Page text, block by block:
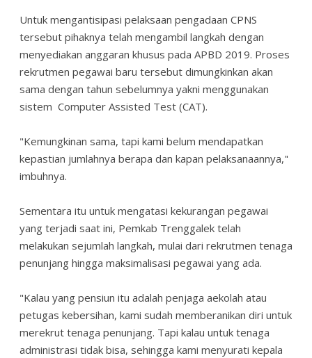
Untuk mengantisipasi pelaksaan pengadaan CPNS
tersebut pihaknya telah mengambil langkah dengan
menyediakan anggaran khusus pada APBD 2019. Proses
rekrutmen pegawai baru tersebut dimungkinkan akan
sama dengan tahun sebelumnya yakni menggunakan
sistem Computer Assisted Test (CAT).
"Kemungkinan sama, tapi kami belum mendapatkan
kepastian jumlahnya berapa dan kapan pelaksanaannya,"
imbuhnya.
Sementara itu untuk mengatasi kekurangan pegawai
yang terjadi saat ini, Pemkab Trenggalek telah
melakukan sejumlah langkah, mulai dari rekrutmen tenaga
penunjang hingga maksimalisasi pegawai yang ada.
"Kalau yang pensiun itu adalah penjaga aekolah atau
petugas kebersihan, kami sudah memberanikan diri untuk
merekrut tenaga penunjang. Tapi kalau untuk tenaga
administrasi tidak bisa, sehingga kami menyurati kepala